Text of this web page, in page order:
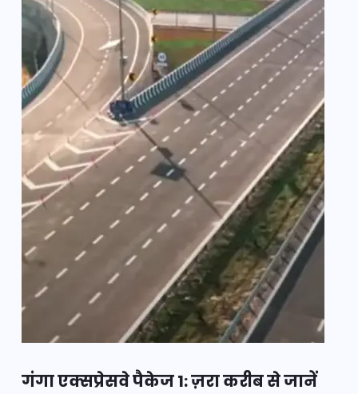
गंगा एक्सप्रेसवेपैकेज 1: ज़रा करीब से जानें